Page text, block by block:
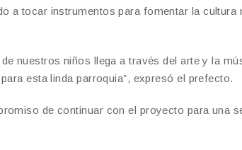
a tocar instrumentos para fomentar la cultura
nuestros niños llega a través del arte y la
esta linda parroquia”, expresó el prefecto.
de continuar con el proyecto para una